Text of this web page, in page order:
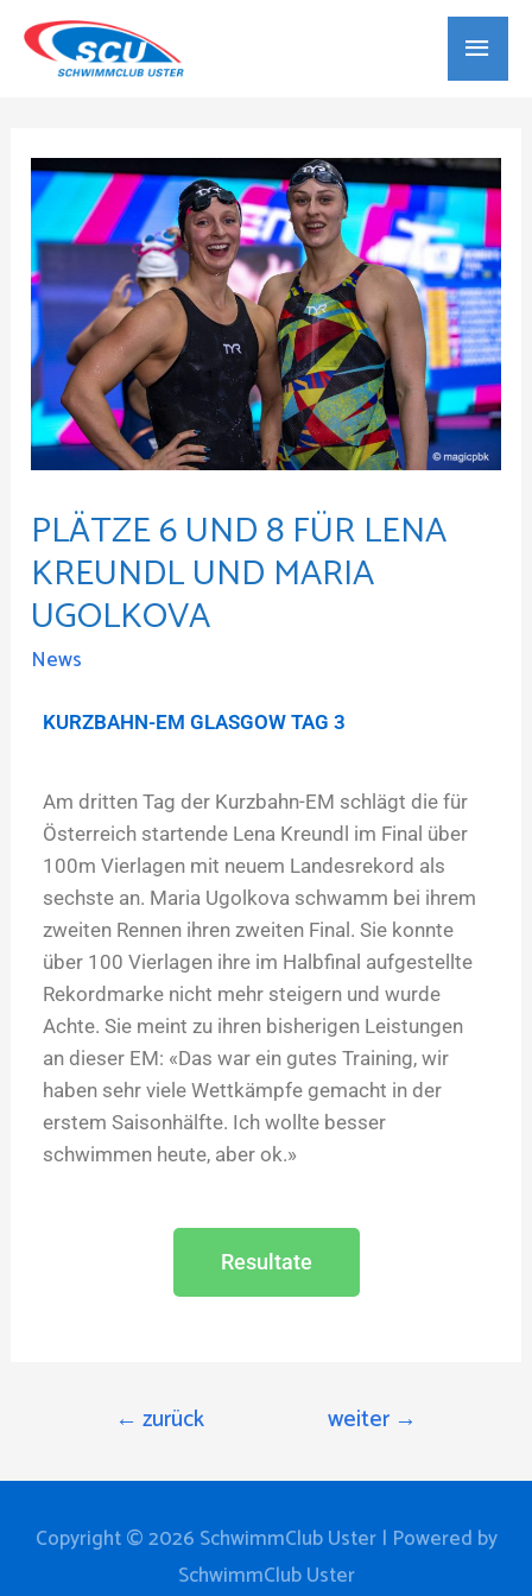
PLÄTZE 6 UND 8 FÜR LENA
KREUNDL UND MARIA
UGOLKOVA
News
KURZBAHN-EM GLASGOW TAG 3
Am dritten Tag der Kurzbahn-EM schlägt die für
Österreich startende Lena Kreundl im Final über
100m Vierlagen mit neuem Landesrekord als
sechste an. Maria Ugolkova schwamm bei ihrem
zweiten Rennen ihren zweiten Final. Sie konnte
über 100 Vierlagen ihre im Halbfinal aufgestellte
Rekordmarke nicht mehr steigern und wurde
Achte. Sie meint zu ihren bisherigen Leistungen
an dieser EM: «Das war ein gutes Training, wir
haben sehr viele Wettkämpfe gemacht in der
erstem Saisonhälfte. Ich wollte besser
schwimmen heute, aber ok.»
Resultate
← zurück weiter →
Copyright © 2026 SchwimmClub Uster| Powered by
SchwimmClub Uster